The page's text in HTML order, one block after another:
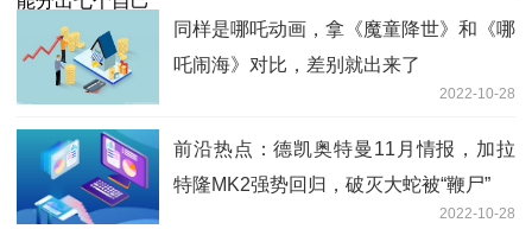
同样是哪吒动画，拿《魔童降世》和《哪
吒闹海》对比，差别就出来了
2022-10-28
前沿热点：德凯奥特曼11月情报，加拉
特隆MK2强势回归，破灭大蛇被“鞭尸”
2022-10-28